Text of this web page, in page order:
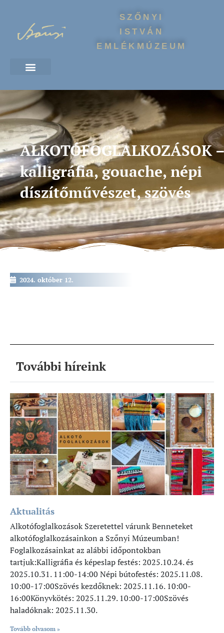
SZŐNYI
ISTVÁN
EMLÉKMÚZEUM
ALKOTÓFOGLALKOZÁSOK –
kalligráfia, gouache, népi
díszítőművészet, szövés
2024. október 12.
További híreink
Aktualitás
Alkotófoglalkozások Szeretettel várunk Benneteket
alkotófoglalkozásainkon a Szőnyi Múzeumban!
Foglalkozásainkat az alábbi időpontokban
tartjuk:Kalligráfia és képeslap festés: 2025.10.24. és
2025.10.31. 11:00-14:00 Népi bútofestés: 2025.11.08.
10:00-17:00Szövés kezdőknek: 2025.11.16. 10:00-
16:00Könyvkötés: 2025.11.29. 10:00-17:00Szövés
haladóknak: 2025.11.30.
Tovább olvasom »